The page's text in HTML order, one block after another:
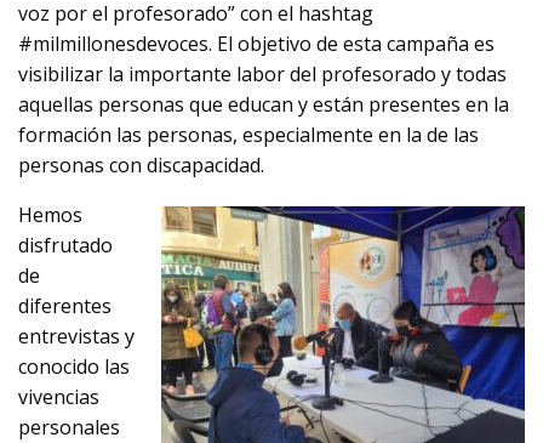
voz por el profesorado” con el hashtag
#milmillonesdevoces. El objetivo de esta campaña es
visibilizar la importante labor del profesorado y todas
aquellas personas que educan y están presentes en la
formación las personas, especialmente en la de las
personas con discapacidad.
Hemos
disfrutado
de
diferentes
entrevistas y
conocido las
vivencias
personales